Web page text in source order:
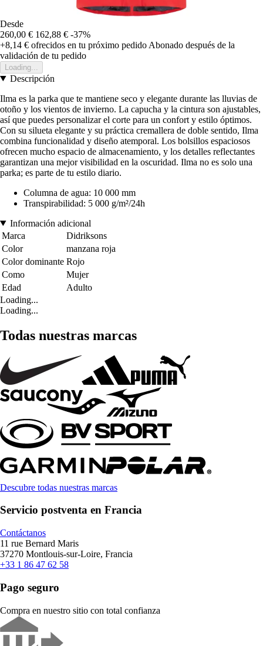
Desde
260,00 € 162,88 € -37%
+8,14 € ofrecidos en tu próximo pedido Abonado después de la
validación de tu pedido
Loading...
Descripción
Ilma es la parka que te mantiene seco y elegante durante las lluvias de
otoño y los vientos de invierno. La capucha y la cintura son ajustables,
así que puedes personalizar el corte para un confort y estilo óptimos.
Con su silueta elegante y su práctica cremallera de doble sentido, Ilma
combina funcionalidad y diseño atemporal. Los bolsillos espaciosos
ofrecen mucho espacio de almacenamiento, y los detalles reflectantes
garantizan una mejor visibilidad en la oscuridad. Ilma no es solo una
parka; es parte de tu estilo diario.
Columna de agua: 10 000 mm
Transpirabilidad: 5 000 g/m²/24h
Información adicional
Marca
Didriksons
Color
manzana roja
Color dominante Rojo
Como
Mujer
Edad
Adulto
Loading...
Loading...
Todas nuestras marcas
Descubre todas nuestras marcas
Servicio postventa en Francia
Contáctanos
11 rue Bernard Maris
37270 Montlouis-sur-Loire, Francia
+33 1 86 47 62 58
Pago seguro
Compra en nuestro sitio con total confianza